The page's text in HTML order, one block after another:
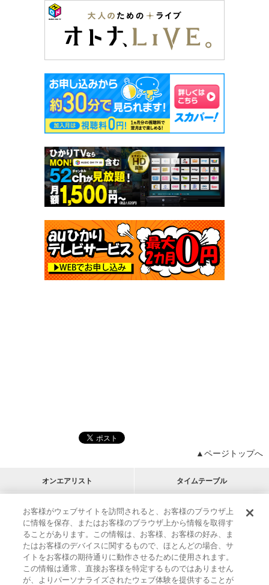
▲ページトップへ
オンエアリスト タイムテーブル
プログラムリスト チャート
アーティストリスト
M-ON!
RECOMMEND
リクエスト
インフォメーション | プレゼント&ご招待
MUSIC ON! TV（エムオン!）とは？ | サポート
サイト案内
| エムオン!友の会 | クッキーの詳細
お客様がウェブサイトを訪問されると、お客様のブラウザ上
に情報を保存、またはお客様のブラウザ上から情報を取得す
ることがあります。この情報は、お客様、お客様の好み、ま
たはお客様のデバイスに関するもので、ほとんどの場合、サ
イトをお客様の期待通りに動作させるために使用されます。
この情報は通常、直接お客様を特定するものではありません
が、よりパーソナライズされたウェブ体験を提供することが